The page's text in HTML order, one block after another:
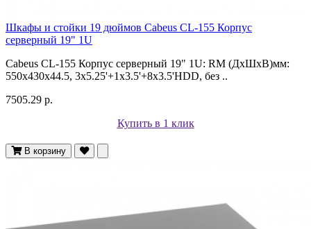
Шкафы и стойки 19 дюймов Cabeus CL-155 Корпус
cерверный 19" 1U
Cabeus CL-155 Корпус cерверный 19" 1U: RM (ДxШxВ)мм:
550x430x44.5, 3x5.25'+1x3.5'+8x3.5'HDD, без ..
7505.29 р.
Купить в 1 клик
В корзину